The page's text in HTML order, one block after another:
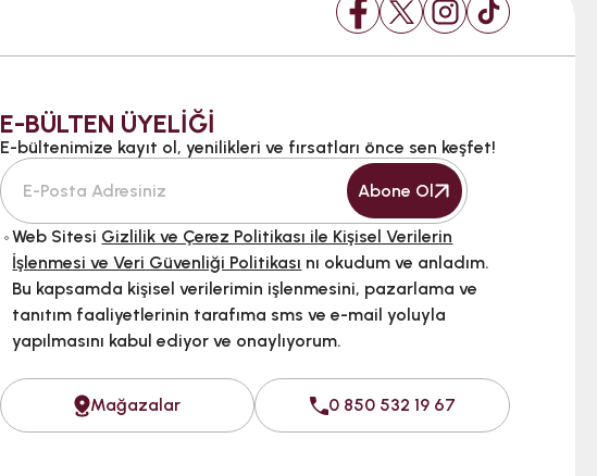
E-BÜLTEN ÜYELİĞİ
E-bültenimize kayıt ol, yenilikleri ve fırsatları önce sen keşfet!
Abone Ol
Web Sitesi Gizlilik ve Çerez Politikası ile Kişisel Verilerin
İşlenmesi ve Veri Güvenliği Politikası nı okudum ve anladım.
Bu kapsamda kişisel verilerimin işlenmesini, pazarlama ve
tanıtım faaliyetlerinin tarafıma sms ve e-mail yoluyla
yapılmasını kabul ediyor ve onaylıyorum.
Mağazalar 0 850 532 19 67